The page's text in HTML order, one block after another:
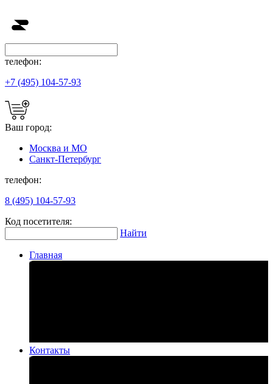
телефон:
+7 (495) 104-57-93
Ваш город:
Москва и МО
Санкт-Петербург
телефон:
8 (495) 104-57-93
Код посетителя:
Найти
Главная
Контакты